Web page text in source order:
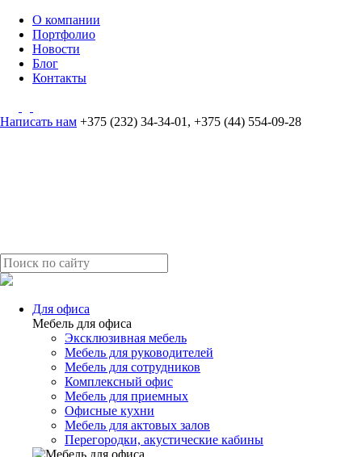
О компании
Портфолио
Новости
Блог
Контакты
Написать нам +375 (232) 34-34-01 , +375 (44) 554-09-28
Для офиса
Мебель для офиса
Эксклюзивная мебель
Мебель для руководителей
Мебель для сотрудников
Комплексный офис
Мебель для приемных
Офисные кухни
Мебель для актовых залов
Перегородки, акустические кабины